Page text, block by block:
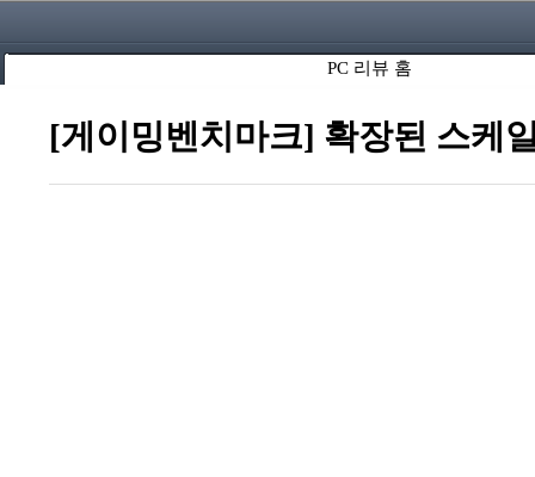
PC 리뷰 홈
[게이밍벤치마크] 확장된 스케